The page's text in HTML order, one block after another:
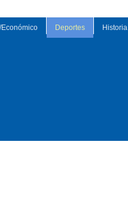
Deportes Historia